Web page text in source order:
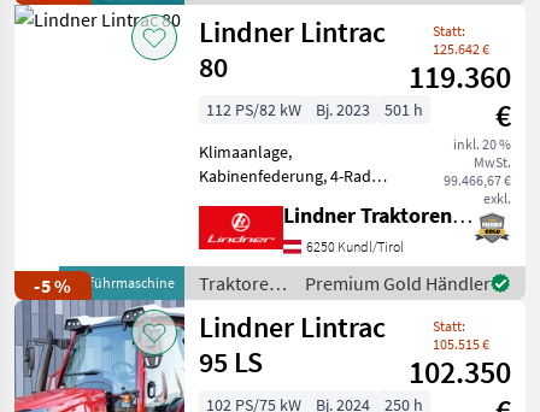
AUSSTATTUNG: 2 Leitungen
nach vorne, 6 Kipp
/ Lindner
-5 %Vorführmaschine
Lindner Lintrac
80
Statt:
125.642 €
119.360
€
inkl. 20 %
MwSt.
99.466,67 €
exkl.
112 PS/82 kW Bj. 2023
501 h
Klimaanlage,
Kabinenfederung, 4-Rad
Frontzapfwelle,
Frontladerkonsole
LISTENPREIS: € 167.048, -
inkl. 20% MwSt. TOP-
AUSSTATTUNG: 5
Steuergeräte,
Lindner Traktorenwerk GesmbH
6250 Kundl/Tirol
Traktoren
/ Lindner
Premium Gold Händler
Lindner Lintrac
95 LS
Statt:
105.515 €
102.350
102 PS/75 kW Bj. 2024
250 h